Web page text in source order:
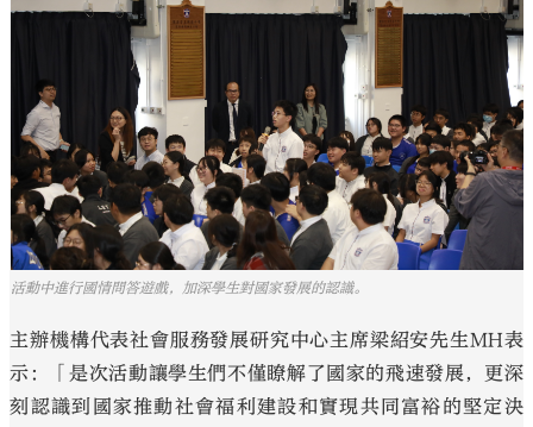
活動中進行國情問答遊戲，加深學生對國家發展的認識。
主辦機構代表社會服務發展研究中心主席梁紹安先生MH表
示：「是次活動讓學生們不僅瞭解了國家的飛速發展，更深
刻認識到國家推動社會福利建設和實現共同富裕的堅定決